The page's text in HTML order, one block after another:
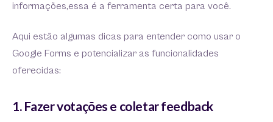
informações,essa é a ferramenta certa para você.
Aqui estão algumas dicas para entender como usar o
Google Forms e potencializar as funcionalidades
oferecidas:
1. Fazer votações e coletar feedback